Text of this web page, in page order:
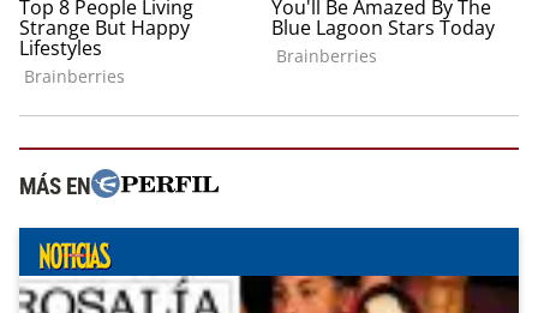
MÁS EN